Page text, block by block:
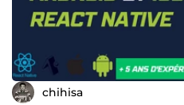
chihisa